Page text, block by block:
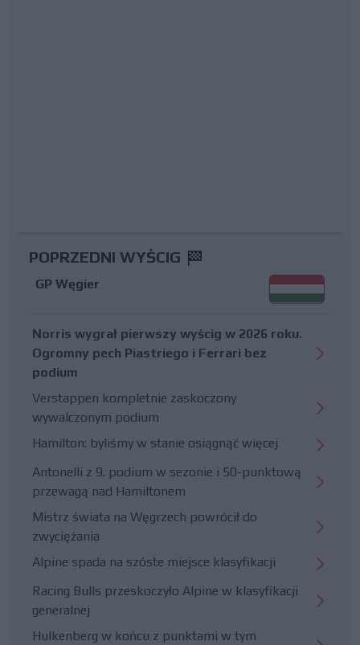
POPRZEDNI WYŚCIG
GP Węgier
Norris wygrał pierwszy wyścig w 2026 roku.
Ogromny pech Piastriego i Ferrari bez
podium
Verstappen kompletnie zaskoczony
wywalczonym podium
Hamilton: byliśmy w stanie osiągnąć więcej
Antonelli z 9. podium w sezonie i 50-punktową
przewagą nad Hamiltonem
Mistrz świata na Węgrzech powrócił do
zwyciężania
Alpine spada na szóste miejsce klasyfikacji
Racing Bulls przeskoczyło Alpine w klasyfikacji
generalnej
Hulkenberg w końcu z punktami w tym